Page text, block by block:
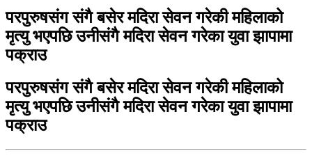
परपुरुषसंग संगै बसेर मदिरा सेवन गरेकी महिलाको
मृत्यु भएपछि उनीसंगै मदिरा सेवन गरेका युवा झापामा
पक्राउ
परपुरुषसंग संगै बसेर मदिरा सेवन गरेकी महिलाको
मृत्यु भएपछि उनीसंगै मदिरा सेवन गरेका युवा झापामा
पक्राउ